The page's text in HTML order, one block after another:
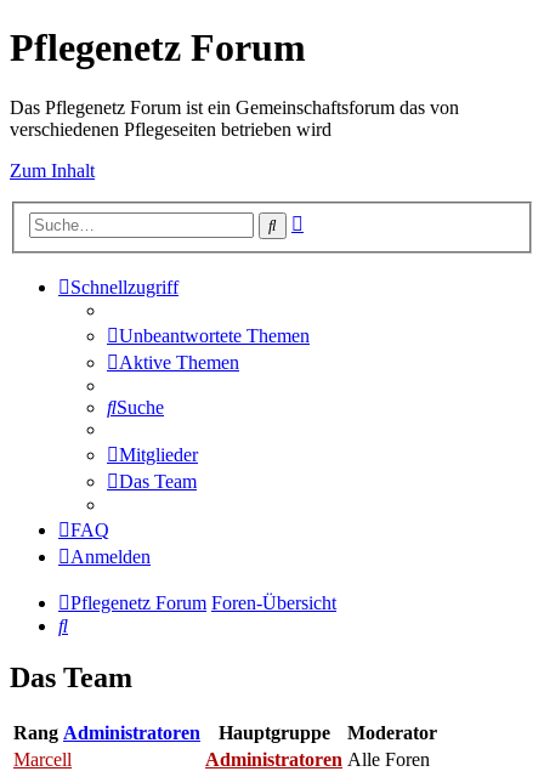
Pflegenetz Forum
Das Pflegenetz Forum ist ein Gemeinschaftsforum das von
verschiedenen Pflegeseiten betrieben wird
Zum Inhalt
Suche
Schnellzugriff
Unbeantwortete Themen
Aktive Themen
Suche
Mitglieder
Das Team
FAQ
Anmelden
Pflegenetz Forum Foren-Übersicht
Suche
Das Team
Rang Administratoren Hauptgruppe
Moderator
Marcell
Administratoren Alle Foren